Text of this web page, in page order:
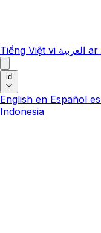
Tiếng Việt vi العربية ar
id
English en Español es
Indonesia